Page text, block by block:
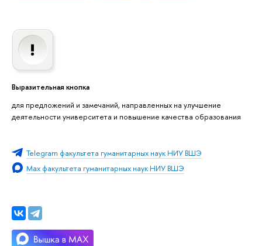
Выразительная кнопка
для предложений и замечаний, направленных на улучшение
деятельности университета и повышение качества образования
Telegram факультета гуманитарных наук НИУ ВШЭ
Max факультета гуманитарных наук НИУ ВШЭ